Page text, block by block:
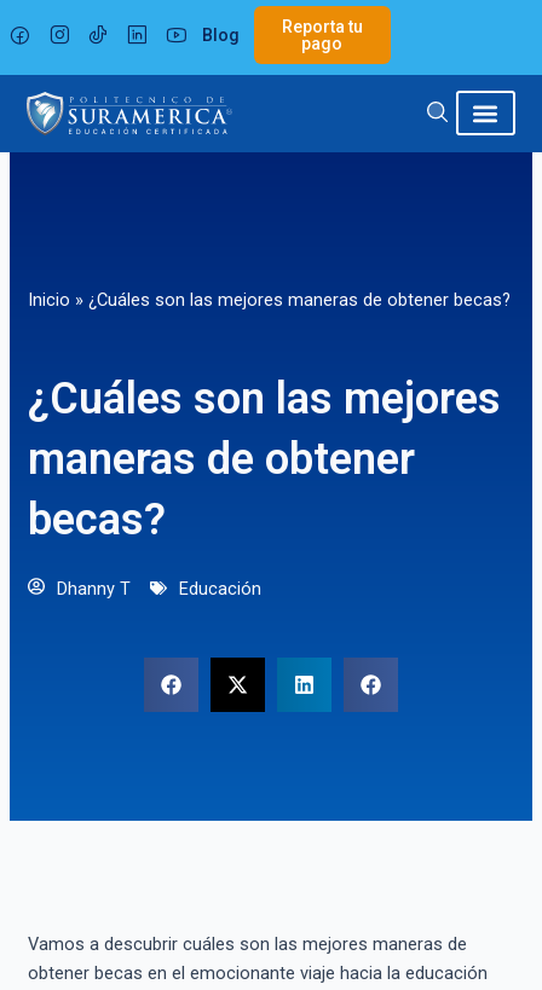
al
contenido
Blog
Reporta tu
pago
Inicio » ¿Cuáles son las mejores maneras de obtener becas?
¿Cuáles son las mejores
maneras de obtener
becas?
Dhanny T Educación
Vamos a descubrir cuáles son las mejores maneras de
obtener becas en el emocionante viaje hacia la educación